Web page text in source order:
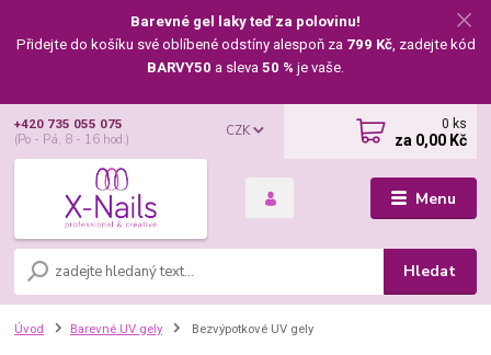
Barevné gel laky teď za polovinu!
Přidejte do košíku své oblíbené odstíny alespoň za 799 Kč, zadejte kód
BARVY50 a sleva 50 % je vaše.
Menu
CZK
Hledat
+420 735 055 075
(Po - Pá, 8 - 16 hod.)
0 ks
za 0,00 Kč
Úvod Barevné UV gely Bezvýpotkové UV gely